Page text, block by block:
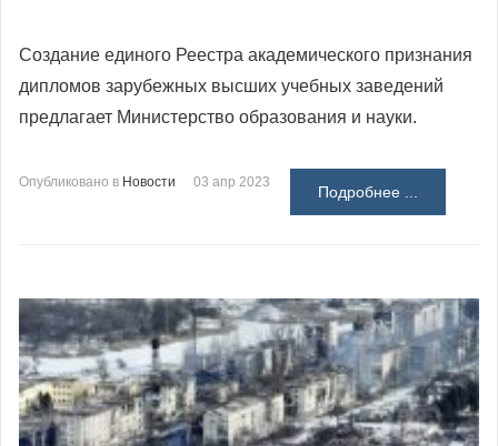
Создание единого Реестра академического признания
дипломов зарубежных высших учебных заведений
предлагает Министерство образования и науки.
Опубликовано в Новости 03 апр 2023
Подробнее ...